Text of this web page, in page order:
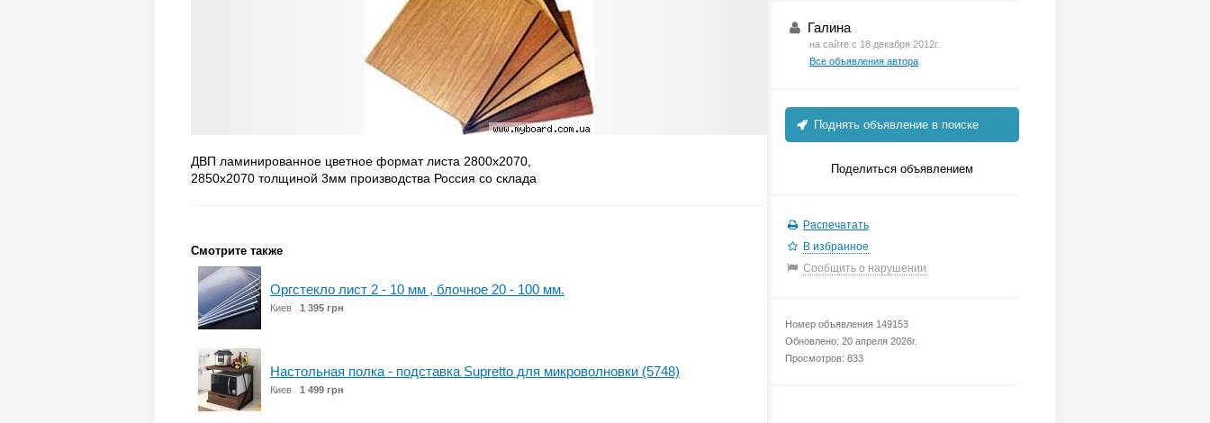
ДВП ламинированное цветное формат листа 2800х2070,
2850х2070 толщиной 3мм производства Россия со склада
Смотрите также
Оргстекло лист 2 - 10 мм , блочное 20 - 100 мм.
Киев 1 395 грн
Настольная полка - подставка Supretto для микроволновки (5748)
Киев 1 499 грн
Галина
на сайте с 18 декабря 2012г.
Все объявления автора
Поднять объявление в поиске
Поделиться объявлением
Распечатать
В избранное
Сообщить о нарушении
Номер объявления 149153
Обновлено: 20 апреля 2026г.
Просмотров: 833